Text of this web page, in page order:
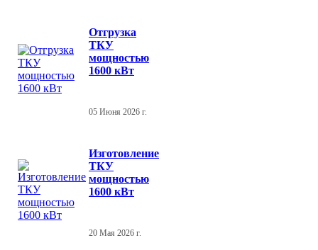
Отгрузка
ТКУ
мощностью
1600 кВт
05 Июня 2026 г.
Изготовление
ТКУ
мощностью
1600 кВт
20 Мая 2026 г.